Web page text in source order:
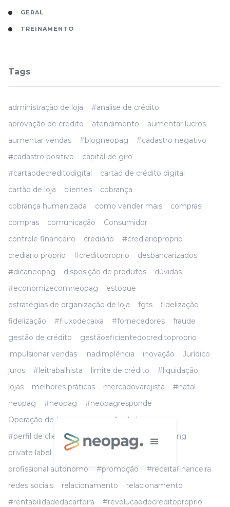
GERAL
TREINAMENTO
Tags
administração de loja
#analise de crédito
aprovação de credito
atendimento
aumentar lucros
aumentar vendas
#blogneopag
#cadastro negativo
#cadastro positivo
capital de giro
#cartaodecreditodigital
cartao de crédito digital
cartão de loja
clientes
cobrança
cobrança humanizada
como vender mais
compras
compras
comunicação
Consumidor
controle financeiro
crediário
#crediarioproprio
crediario proprio
#creditoproprio
desbancarizados
#dicaneopag
disposição de produtos
dúvidas
#economizecomneopag
estoque
estratégias de organização de loja
fgts
fidelização
fidelização
#fluxodecaixa #fornecedores
fraude
gestão de crédito
gestãoeficientedocreditoproprio
impulsionar vendas
inadimplência inovação
Jurídico
juros
#leitrabalhista limite de crédito
#liquidação
lojas
melhores práticas mercadovarejista
#natal
neopag
#neopag
#neopagresponde
Operação de Loja
organização de loja
#perfil de cliente
precificação preço
#pricing
private label
produto financeiro
profissional autonomo
#promoção
#receitafinanceira
redes sociais
relacionamento
relacionamento
#rentabilidadedacarteira
#revolucaodocreditoproprio